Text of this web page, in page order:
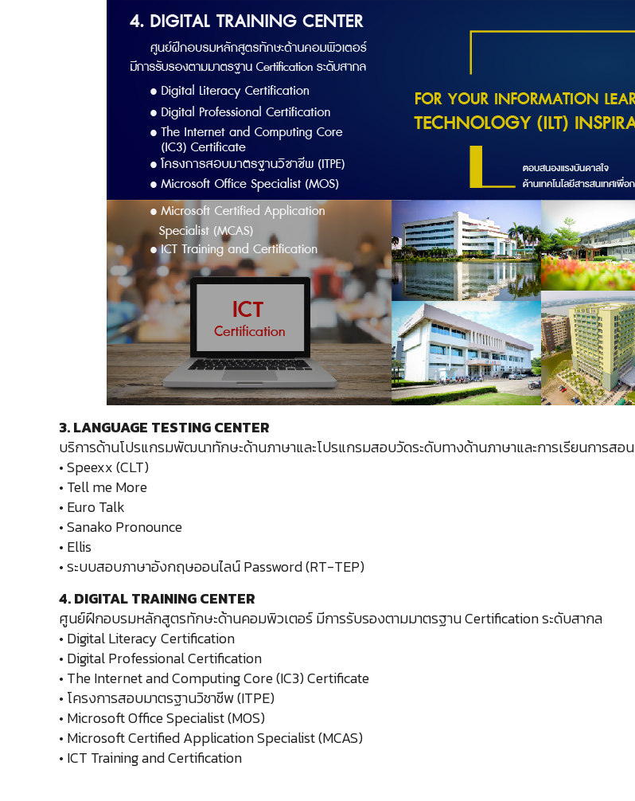
3. LANGUAGE TESTING CENTER
บริการด้านโปรแกรมพัฒนาทักษะด้านภาษาและโปรแกรมสอบวัดระดับทางด้านภาษาและการเรียนการสอน
• Speexx (CLT)
• Tell me More
• Euro Talk
• Sanako Pronounce
• Ellis
• ระบบสอบภาษาอังกฤษออนไลน์ Password (RT-TEP)
4. DIGITAL TRAINING CENTER
ศูนย์ฝึกอบรมหลักสูตรทักษะด้านคอมพิวเตอร์ มีการรับรองตามมาตรฐาน Certification ระดับสากล
• Digital Literacy Certification
• Digital Professional Certification
• The Internet and Computing Core (IC3) Certificate
• โครงการสอบมาตรฐานวิชาชีพ (ITPE)
• Microsoft Office Specialist (MOS)
• Microsoft Certified Application Specialist (MCAS)
• ICT Training and Certification